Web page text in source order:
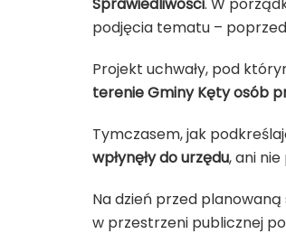
podjęcia tematu –
Projekt uchwały, pod
terenie Gminy Kęty osób
Tymczasem, jak
wpłynęły do urzędu, ani
Na dzień przed
w przestrzeni publicznej